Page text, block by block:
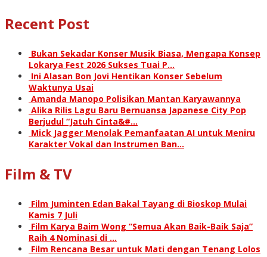
Recent Post
Bukan Sekadar Konser Musik Biasa, Mengapa Konsep
Lokarya Fest 2026 Sukses Tuai P…
Ini Alasan Bon Jovi Hentikan Konser Sebelum
Waktunya Usai
Amanda Manopo Polisikan Mantan Karyawannya
Alika Rilis Lagu Baru Bernuansa Japanese City Pop
Berjudul “Jatuh Cinta&#…
Mick Jagger Menolak Pemanfaatan AI untuk Meniru
Karakter Vokal dan Instrumen Ban…
Film & TV
Film Juminten Edan Bakal Tayang di Bioskop Mulai
Kamis 7 Juli
Film Karya Baim Wong “Semua Akan Baik-Baik Saja”
Raih 4 Nominasi di …
Film Rencana Besar untuk Mati dengan Tenang Lolos